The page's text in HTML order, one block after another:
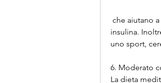
insulina.
uno sport,
6. Moderato
La dieta